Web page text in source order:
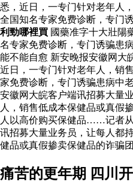
悉，近日，一专门针对老年人
全国知名专家免费诊断，专门
利勁哪裡買 國藥准字十大壯陽
名专家免费诊断，专门诱骗患
能不能自愈 新安晚报安徽网大
近日，一专门针对老年人，销
家免费诊断，专门诱骗患病中
安徽网大皖客户端讯招募大量
人，销售低成本保健品或真假
人以高价购买保健品……记者
讯招募大量业务员，让每人都
健品或真假掺卖保健品的诈骗
痛苦的更年期 四川